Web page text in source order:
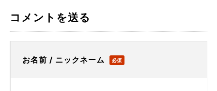
コメントを送る
お名前 / ニックネーム 必須